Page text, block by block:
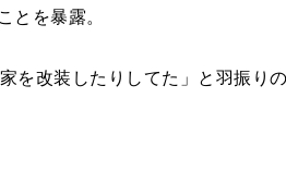
を暴露。
を改装したりしてた」と羽振り